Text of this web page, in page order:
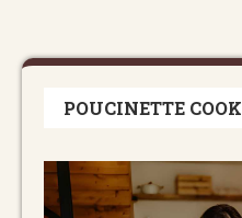
POUCINETTE COOK